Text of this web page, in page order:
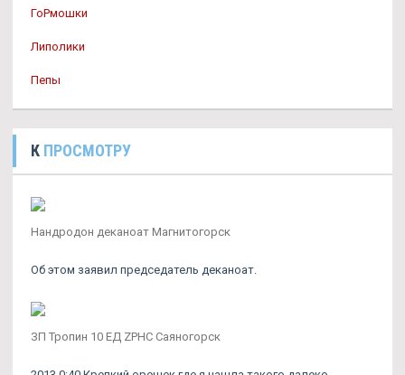
ГоРмошки
Липолики
Пепы
К ПРОСМОТРУ
Нандродон деканоат Магнитогорск
Об этом заявил председатель деканоат.
ЗП Тропин 10 ЕД ZPHC Саяногорск